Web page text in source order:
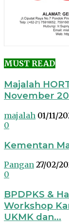
MUST READ
Majalah
November
majalah 01/11/
0
Kementan
Pangan 27/02/
0
BPDPKS &
Workshop
UKMK dan...